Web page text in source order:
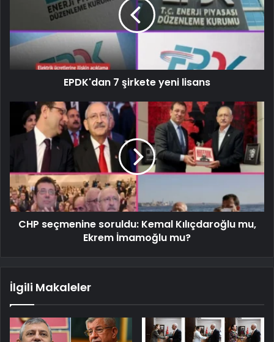
EPDK'dan 7 şirkete yeni lisans
CHP seçmenine soruldu: Kemal Kılıçdaroğlu mu,
Ekrem İmamoğlu mu?
İlgili Makaleler